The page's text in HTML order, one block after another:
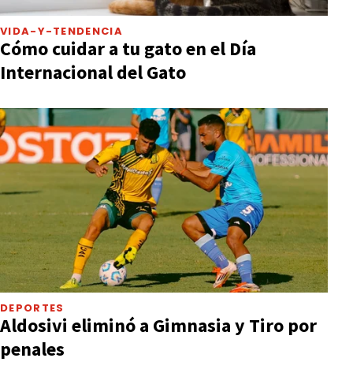
VIDA-Y-TENDENCIA
Cómo cuidar a tu gato en el Día
Internacional del Gato
DEPORTES
Aldosivi eliminó a Gimnasia y Tiro por
penales